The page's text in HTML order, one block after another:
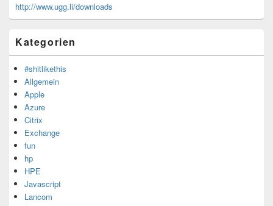
http://www.ugg.li/downloads
Kategorien
#shitlikethis
Allgemein
Apple
Azure
Citrix
Exchange
fun
hp
HPE
Javascript
Lancom